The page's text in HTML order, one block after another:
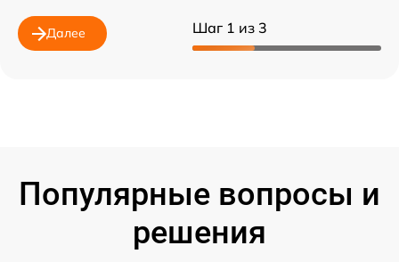
Шаг 1 из 3
Далее
Популярные вопросы и
решения